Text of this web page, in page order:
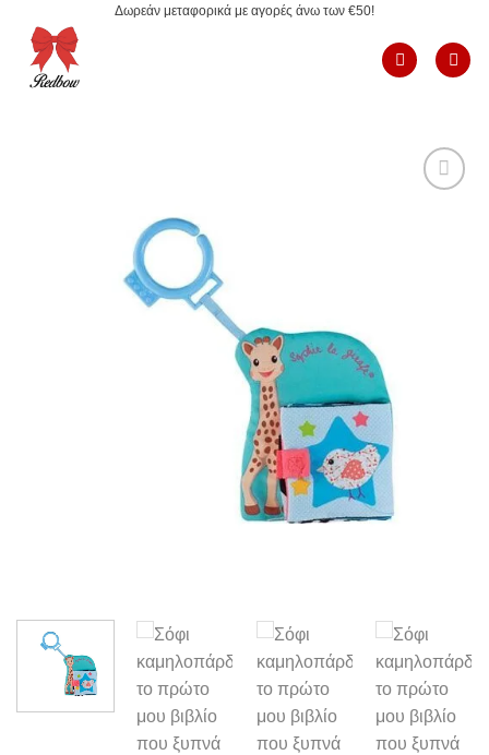
περιεχόμενο
Δωρεάν μεταφορικά με αγορές άνω των €50!